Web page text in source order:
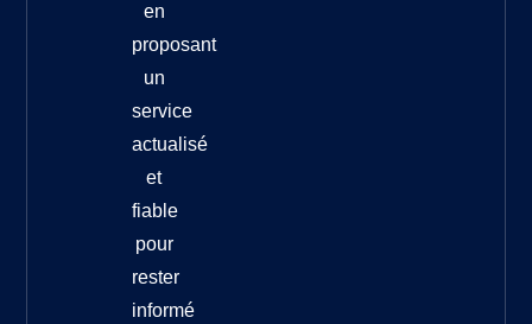
en
proposant
un
service
actualisé
et
fiable
pour
rester
informé